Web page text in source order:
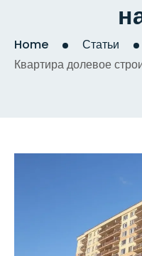
Home
Статьи
Квартира долевое